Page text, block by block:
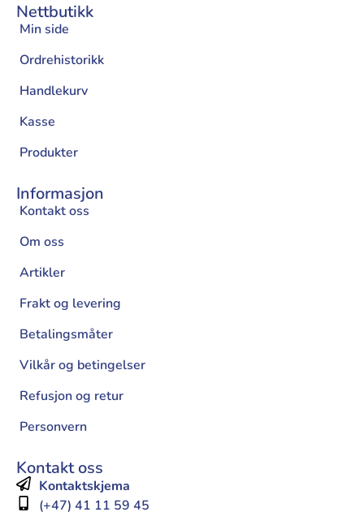
Nettbutikk
Min side
Ordrehistorikk
Handlekurv
Kasse
Produkter
Informasjon
Kontakt oss
Om oss
Artikler
Frakt og levering
Betalingsmåter
Vilkår og betingelser
Refusjon og retur
Personvern
Kontakt oss
Kontaktskjema
(+47) 41 11 59 45